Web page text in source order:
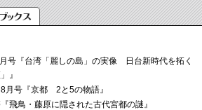
号『台湾「麗しの島」の実像 日台新時代を拓く「3
』
月号『京都 2と5の物語』
飛鳥・藤原に隠された古代宮都の謎』